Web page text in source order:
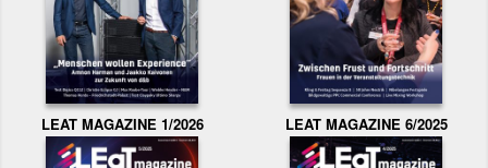
LEAT MAGAZINE 1/2026 LEAT MAGAZINE 6/2025